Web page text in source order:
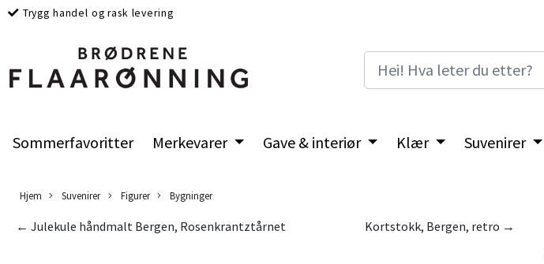
Trygg handel og rask levering
Sommerfavoritter Merkevarer Gave & interiør Klær Suvenirer
Hjem Suvenirer Figurer Bygninger
Kortstokk, Bergen, retro →
← Julekule håndmalt Bergen, Rosenkrantztårnet